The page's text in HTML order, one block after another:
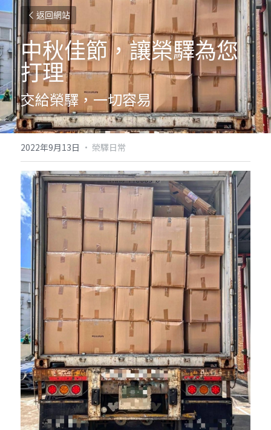
返回網站
中秋佳節，讓榮驛為您
打理
交給榮驛，一切容易
2022年9月13日 · 榮驛日常